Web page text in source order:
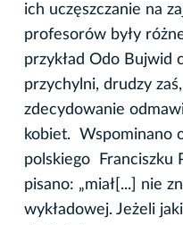
ich uczęszczanie na
profesorów były
przykład Odo Bujwid
przychylni, drudzy
zdecydowanie
kobiet. Wspominano
polskiego Franciszku
pisano: „miał[...] nie
wykładowej. Jeżeli